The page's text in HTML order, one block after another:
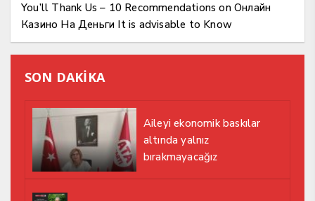
You’ll Thank Us – 10 Recommendations on Онлайн
Казино На Деньги It is advisable to Know
SON DAKİKA
Aileyi ekonomik baskılar
altında yalnız
bırakmayacağız